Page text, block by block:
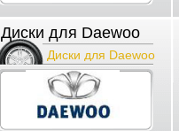
Диски для Daewoo
Диски для Daewoo